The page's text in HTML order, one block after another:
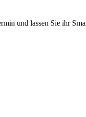
und lassen Sie ihr